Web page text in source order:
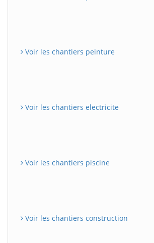
Voir les chantiers peinture
Voir les chantiers electricite
Voir les chantiers piscine
Voir les chantiers construction